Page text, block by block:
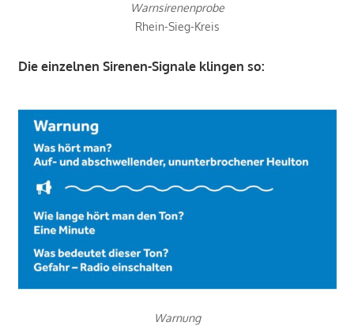
Warnsirenenprobe
Rhein-Sieg-Kreis
Die einzelnen Sirenen-Signale klingen so:
Warnung